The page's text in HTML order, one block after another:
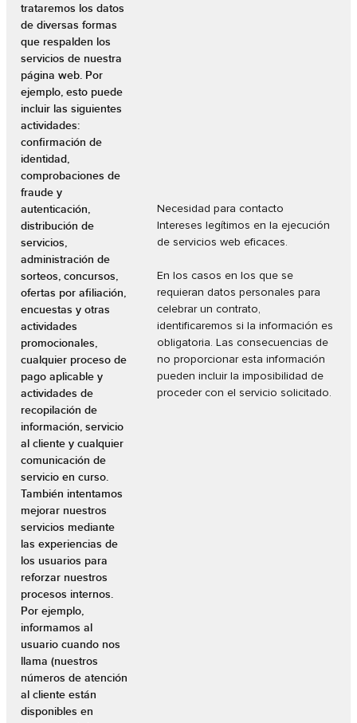
trataremos los datos
de diversas formas
que respalden los
servicios de nuestra
página web. Por
ejemplo, esto puede
incluir las siguientes
actividades:
confirmación de
identidad,
comprobaciones de
fraude y
autenticación,
distribución de
servicios,
administración de
sorteos, concursos,
ofertas por afiliación,
encuestas y otras
actividades
promocionales,
cualquier proceso de
pago aplicable y
actividades de
recopilación de
información, servicio
al cliente y cualquier
comunicación de
servicio en curso.
También intentamos
mejorar nuestros
servicios mediante
las experiencias de
los usuarios para
reforzar nuestros
procesos internos.
Por ejemplo,
informamos al
usuario cuando nos
llama (nuestros
números de atención
al cliente están
disponibles en
Necesidad para contacto
Intereses legítimos en la ejecución
de servicios web eficaces.
En los casos en los que se
requieran datos personales para
celebrar un contrato,
identificaremos si la información es
obligatoria. Las consecuencias de
no proporcionar esta información
pueden incluir la imposibilidad de
proceder con el servicio solicitado.